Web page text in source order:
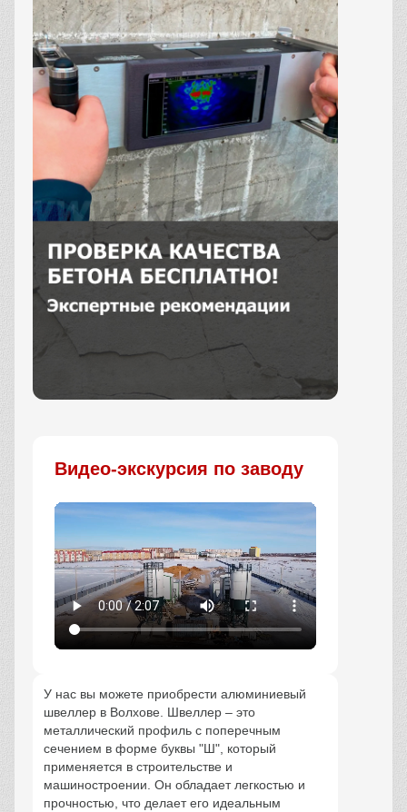
Видео-экскурсия по заводу
У нас вы можете приобрести алюминиевый
швеллер в Волхове. Швеллер – это
металлический профиль с поперечным
сечением в форме буквы "Ш", который
применяется в строительстве и
машиностроении. Он обладает легкостью и
прочностью, что делает его идеальным